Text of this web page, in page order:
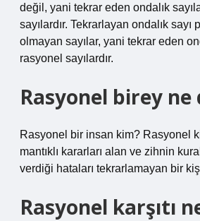
değil, yani tekrar eden ondalık
sayılardır. Tekrarlayan ondalık sayı
olmayan sayılar, yani tekrar eden
rasyonel sayılardır.
Rasyonel birey ne
Rasyonel bir insan kim? Rasyonel
mantıklı kararları alan ve zihnin
verdiği hataları tekrarlamayan bir
Rasyonel karşıtı